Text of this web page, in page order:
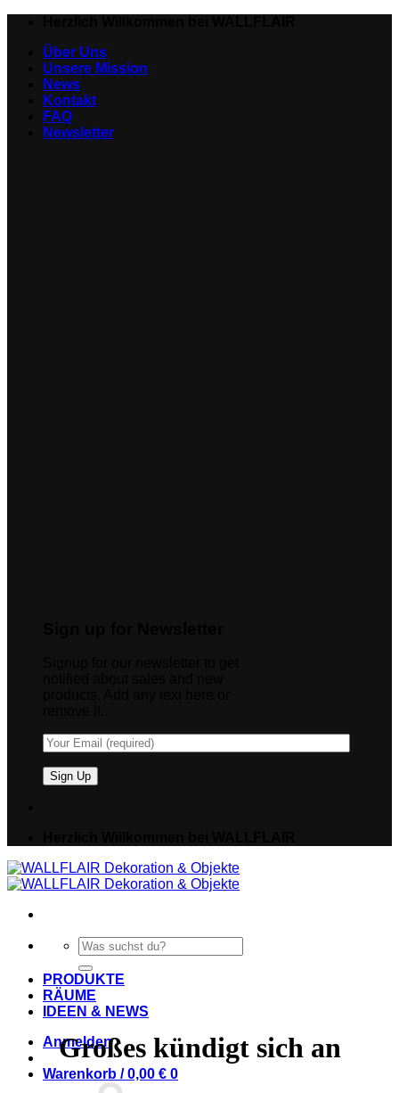
springenÜber Uns
Unsere Mission
News
Kontakt
FAQ
Newsletter
Suche
nach:
PRODUKTE
RÄUME
IDEEN & NEWS
Anmelden
Warenkorb /0,00 € 0
Großes kündigt sich an